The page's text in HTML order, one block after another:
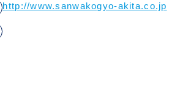
http://www.sanwakogyo-akita.co.jp